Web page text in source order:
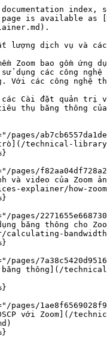
is available as
lượng dịch vụ và các
Zoom bao gồm
dụng các công
Với các công nghệ
các Cài đặt quản trị
thụ băng thông
technical-
và video của
explainer/how-
băng thông cho
bandwidth-
băng thông](/
DSCP với Zoom](/